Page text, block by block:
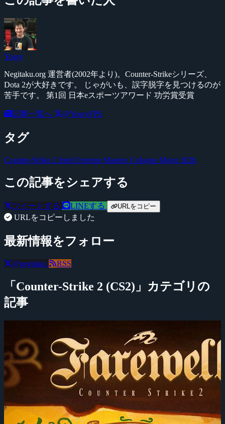
Yossy
Negitaku.org 運営者(2002年より)。Counter-Strikeシリーズ、
Dota 2が大好きです。 じゃがいも、誤字脱字を見つけるのが
苦手です。 第1回 日本eスポーツアワード 功労賞受賞
記事一覧へ @YossyFPS
タグ
Counter-Strike 2 Intel Extreme Masters Cologne Major 2026
この記事をシェアする
ツイートする LINEする URLをコピー
URLをコピーしました
最新情報をフォロー
@negitaku RSS
「Counter-Strike 2 (CS2)」カテゴリの
記事